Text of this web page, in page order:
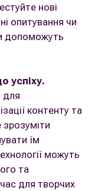
нові
опитування чи
допоможуть
успіху.
для
контенту та
їм
можуть
та
для творчих